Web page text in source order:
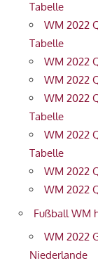
Tabelle
WM 2022
Tabelle
WM 2022
WM 2022
WM 2022
Tabelle
WM 2022
Tabelle
WM 2022
WM 2022
Fußball WM
WM 2022
Niederlande